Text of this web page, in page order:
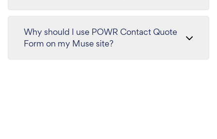
Why should I use POWR Contact Quote
Form on my Muse site?